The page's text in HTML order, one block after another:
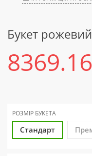
Букет
8369.16
РОЗМІР БУКЕТА
Стандарт